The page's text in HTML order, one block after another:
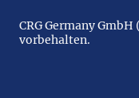
CRG Germany
vorbehalten.